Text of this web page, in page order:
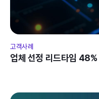
고객사례
업체 선정 리드타임